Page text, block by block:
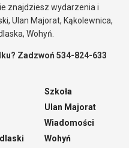
znajdziesz wydarzenia i
Ulan Majorat, Kąkolewnica,
Wohyń.
Zadzwoń 534-824-633
Szkoła
Ulan Majorat
Wiadomości
Wohyń